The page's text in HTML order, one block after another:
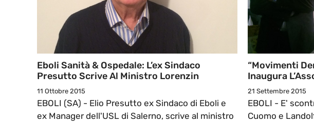
Eboli Sanità & Ospedale: L’ex Sindaco
Presutto Scrive Al Ministro Lorenzin
11 Ottobre 2015
EBOLI (SA) - Elio Presutto ex Sindaco di Eboli e
ex Manager dell'USL di Salerno, scrive al ministro
“Movimenti
Inaugura
21 Settembre 2015
EBOLI - E'
Cuomo e